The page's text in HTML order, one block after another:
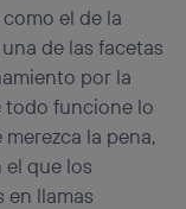
el de la
de las facetas
por la
todo funcione lo
la pena,
que los
en llamas